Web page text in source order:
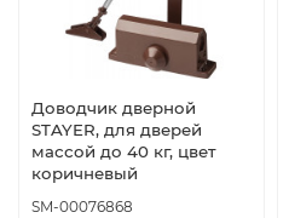
Доводчик дверной
STAYER, для дверей
массой до 40 кг, цвет
коричневый
SM-00076868